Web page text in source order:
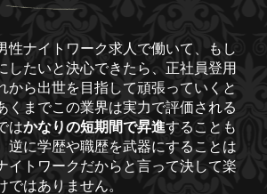
性ナイトワーク求人で働いて、もし
したいと決心できたら、正社員登用
から出世を目指して頑張っていくと
くまでこの業界は実力で評価される
はかなりの短期間で昇進することも
逆に学歴や職歴を武器にすることは
イトワークだからと言って決して楽
ではありません。